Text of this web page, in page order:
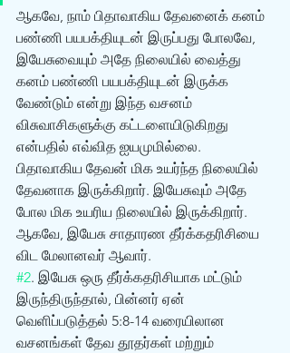
ஆகவே, நாம் பிதாவாகிய தேவனைக் கனம்
பண்ணி பயபக்தியுடன் இருப்பது போலவே,
இயேசுவையும் அதே நிலையில் வைத்து
கனம் பண்ணி பயபக்தியுடன் இருக்க
வேண்டும் என்று இந்த வசனம்
விசுவாசிகளுக்கு கட்டளையிடுகிறது
என்பதில் எவ்வித ஐயமுமில்லை.
பிதாவாகிய தேவன் மிக உயர்ந்த நிலையில்
தேவனாக இருக்கிறார். இயேசுவும் அதே
போல மிக உயரிய நிலையில் இருக்கிறார்.
ஆகவே, இயேசு சாதாரண தீர்க்கதரிசியை
விட மேலானவர் ஆவார்.
#2. இயேசு ஒரு தீர்க்கதரிசியாக மட்டும்
இருந்திருந்தால், பின்னர் ஏன்
வெளிப்படுத்தல் 5:8-14 வரையிலான
வசனங்கள் தேவ தூதர்கள் மற்றும்